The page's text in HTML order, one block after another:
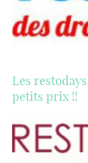
Les
petits prix !!